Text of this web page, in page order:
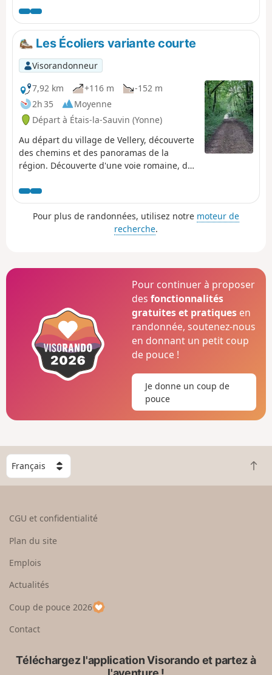
Les Écoliers variante courte
Visorandonneur
7,92 km
+116 m
-152 m
2h 35
Moyenne
Départ à Étais-la-Sauvin (Yonne)
Au départ du village de Vellery, découverte
des chemins et des panoramas de la
région. Découverte d'une voie romaine, de
chaumes de la crête possible.
Pour plus de randonnées, utilisez notre moteur de
recherche.
Pour continuer à proposer
desfonctionnalités
gratuites et pratiques en
randonnée, soutenez-nous
en donnant un petit coup
de pouce !
Je donne un coup de
pouce
C
h
o
e
u
p
a
R
e
CGU et confidentialité
Plan du site
Emplois
Actualités
Coup de pouce 2026
Contact
Téléchargez l'application Visorando et partez à